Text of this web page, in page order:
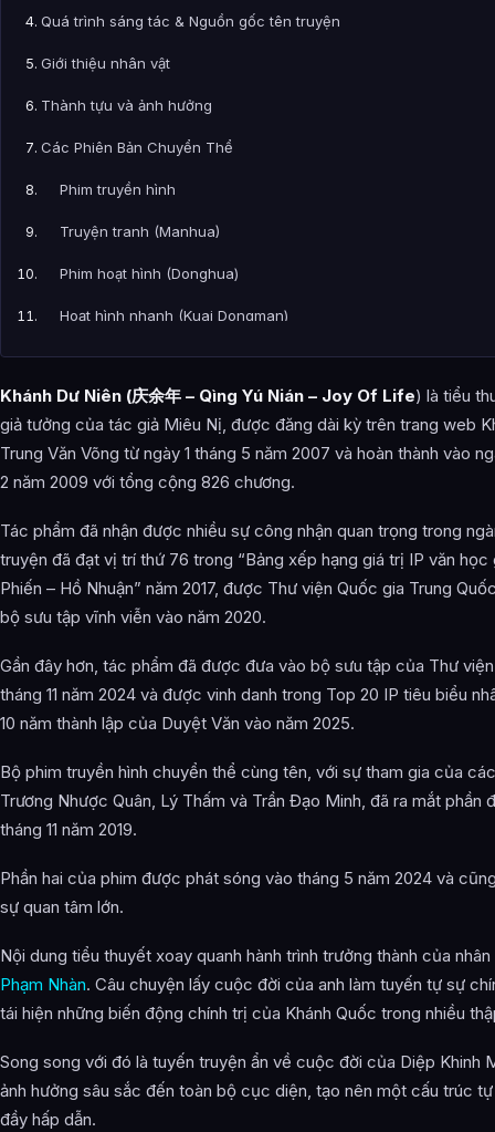
Quá trình sáng tác & Nguồn gốc tên truyện
Giới thiệu nhân vật
Thành tựu và ảnh hưởng
Các Phiên Bản Chuyển Thể
Phim truyền hình
Truyện tranh (Manhua)
Phim hoạt hình (Donghua)
Hoạt hình nhanh (Kuai Dongman)
Ảnh về Khánh Dư Niên
Bài Viết Liên Quan
Câu Hỏi Thường Gặp
Khánh Dư Niên là ai?
Cảnh giới tu luyện của Khánh Dư Niên như thế nào?
Khánh Dư Niên xuất hiện trong tác phẩm nào?
Các mối quan hệ quan trọng của Khánh Dư Niên là gì?
Thông tin về Khánh Dư Niên được tổng hợp từ đâu?
Khánh Dư Niên (庆余年 – Qìng Yú Nián – Joy Of Life) là tiểu
giả tưởng của tác giả Miêu Nị, được đăng dài kỳ trên trang web
Trung Văn Võng từ ngày 1 tháng 5 năm 2007 và hoàn thành vào
2 năm 2009 với tổng cộng 826 chương.
Tác phẩm đã nhận được nhiều sự công nhận quan trọng trong
truyện đã đạt vị trí thứ 76 trong “Bảng xếp hạng giá trị IP văn
Phiến – Hồ Nhuận” năm 2017, được Thư viện Quốc gia Trung
bộ sưu tập vĩnh viễn vào năm 2020.
Gần đây hơn, tác phẩm đã được đưa vào bộ sưu tập của Thư
tháng 11 năm 2024 và được vinh danh trong Top 20 IP tiêu biểu
10 năm thành lập của Duyệt Văn vào năm 2025.
Bộ phim truyền hình chuyển thể cùng tên, với sự tham gia của
Trương Nhược Quân, Lý Thấm và Trần Đạo Minh, đã ra mắt phần
tháng 11 năm 2019.
Phần hai của phim được phát sóng vào tháng 5 năm 2024 và
sự quan tâm lớn.
Nội dung tiểu thuyết xoay quanh hành trình trưởng thành của
Phạm Nhàn. Câu chuyện lấy cuộc đời của anh làm tuyến tự sự
tái hiện những biến động chính trị của Khánh Quốc trong nhiều
Song song với đó là tuyến truyện ẩn về cuộc đời của Diệp Khinh
ảnh hưởng sâu sắc đến toàn bộ cục diện, tạo nên một cấu trúc
đầy hấp dẫn.